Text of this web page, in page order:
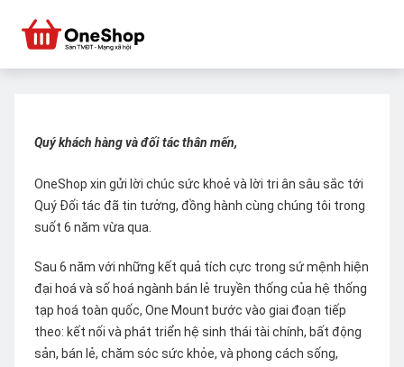
Quý khách hàng và đối tác thân mến,
OneShop xin gửi lời chúc sức khoẻ và lời tri ân sâu sắc tới
Quý Đối tác đã tin tưởng, đồng hành cùng chúng tôi trong
suốt 6 năm vừa qua.
Sau 6 năm với những kết quả tích cực trong sứ mệnh hiện
đại hoá và số hoá ngành bán lẻ truyền thống của hệ thống
tạp hoá toàn quốc, One Mount bước vào giai đoạn tiếp
theo: kết nối và phát triển hệ sinh thái tài chính, bất động
sản, bán lẻ, chăm sóc sức khỏe, và phong cách sống,